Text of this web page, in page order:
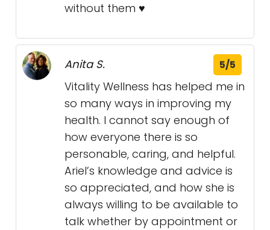
without them ♥️
Anita S. 5/5
Vitality Wellness has helped me in
so many ways in improving my
health. I cannot say enough of
how everyone there is so
personable, caring, and helpful.
Ariel’s knowledge and advice is
so appreciated, and how she is
always willing to be available to
talk whether by appointment or